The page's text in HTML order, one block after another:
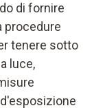
di fornire
procedure
tenere sotto
luce,